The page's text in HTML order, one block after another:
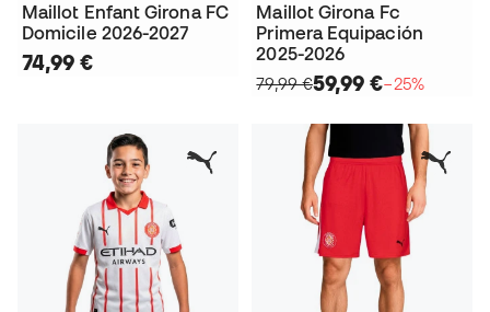
Maillot Enfant Girona FC
Domicile 2026-2027
74,99 €
Maillot Girona Fc
Primera Equipación
2025-2026
79,99 €59,99 €−25%